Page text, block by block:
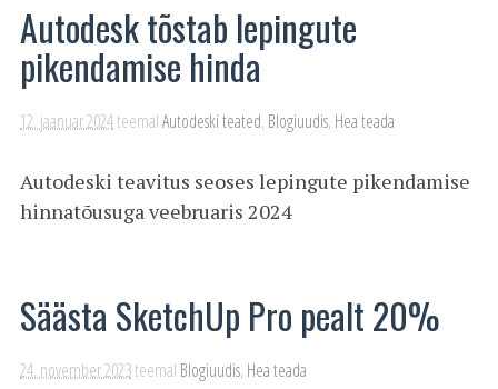
Autodesk tõstab lepingute
pikendamise hinda
12. jaanuar 2024teemalAutodeski teated, Blogiuudis, Hea teada
Autodeski teavitus seoses lepingute pikendamise
hinnatõusuga veebruaris 2024
Säästa SketchUp Pro pealt 20%
24. november 2023teemal Blogiuudis, Hea teada